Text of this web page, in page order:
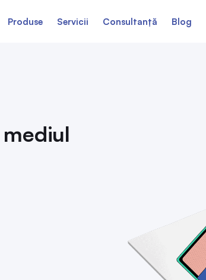
Produse Servicii Consultanță Blog